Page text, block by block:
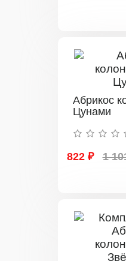
Абрикос
Цунами
822 ₽ 1